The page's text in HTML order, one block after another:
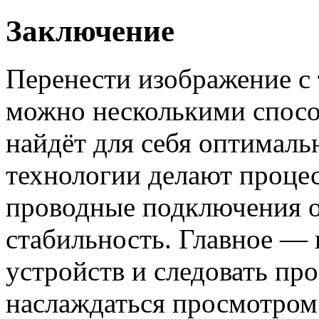
Заключение
Перенести изображение с
можно несколькими
найдёт для себя
технологии делают
проводные подключения
стабильность. Главное
устройств и следовать
наслаждаться